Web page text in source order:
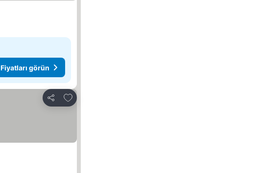
Fiyatları görün
Paylaş
Favorilerime ekle